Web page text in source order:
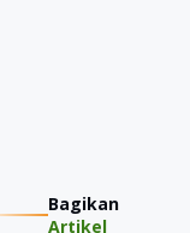
Bagikan
Artikel